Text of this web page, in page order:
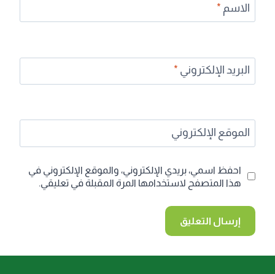
الاسم *
البريد الإلكتروني *
الموقع الإلكتروني
احفظ اسمي، بريدي الإلكتروني، والموقع الإلكتروني في
هذا المتصفح لاستخدامها المرة المقبلة في تعليقي.